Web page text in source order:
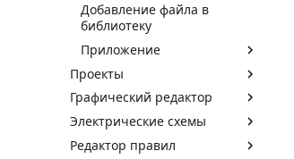
Добавление файла в
библиотеку
Приложение
Проекты
Графический редактор
Электрические схемы
Редактор правил